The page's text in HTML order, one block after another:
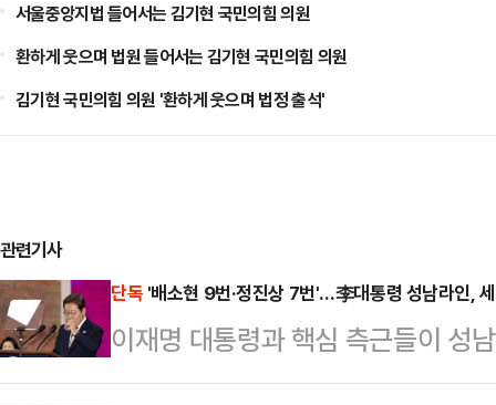
서울중앙지법 들어서는 김기현 국민의힘 의원
환하게 웃으며 법원 들어서는 김기현 국민의힘 의원
김기현 국민의힘 의원 '환하게 웃으며 법정 출석'
관련기사
단독 '배소현 9번·정진상 7번'…李대통령 성남라인,
이재명 대통령과 핵심 측근들이 성
들여 업무용 휴대전화를 빈번하게